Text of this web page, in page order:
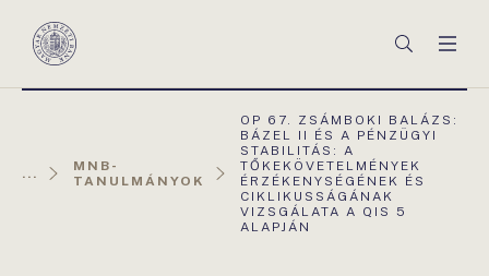
Magyar
Keresés
...
MNB-
TANULMÁNYOK
AKTUÁLIS
OLDAL:
OP 67. ZSÁMBOKI BALÁZS:
BÁZEL II ÉS A PÉNZÜGYI
STABILITÁS: A
TŐKEKÖVETELMÉNYEK
ÉRZÉKENYSÉGÉNEK ÉS
CIKLIKUSSÁGÁNAK
VIZSGÁLATA A QIS 5
ALAPJÁN